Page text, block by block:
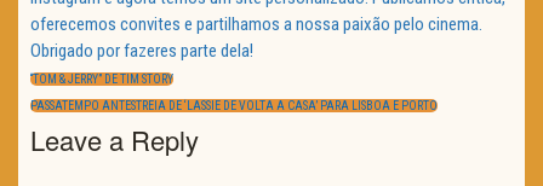
oferecemos convites e partilhamos a nossa paixão pelo cinema.
Obrigado por fazeres parte dela!
Navegação
de
artigos
PREVIOUS
“TOM & JERRY” DE TIM STORY
NEXT
PASSATEMPO ANTESTREIA DE ‘LASSIE DE VOLTA A CASA’ PARA LISBOA E PORTO
Leave a Reply